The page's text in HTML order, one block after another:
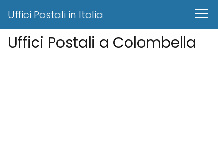
Uffici Postali in Italia
Uffici Postali a Colombella